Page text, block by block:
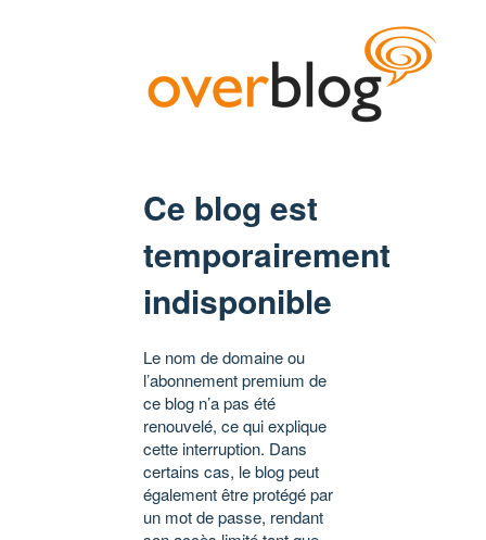
Ce blog est
temporairement
indisponible
Le nom de domaine ou
l’abonnement premium de
ce blog n’a pas été
renouvelé, ce qui explique
cette interruption. Dans
certains cas, le blog peut
également être protégé par
un mot de passe, rendant